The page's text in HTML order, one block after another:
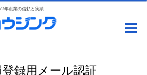
年創業の信頼と実績
録用メール認証